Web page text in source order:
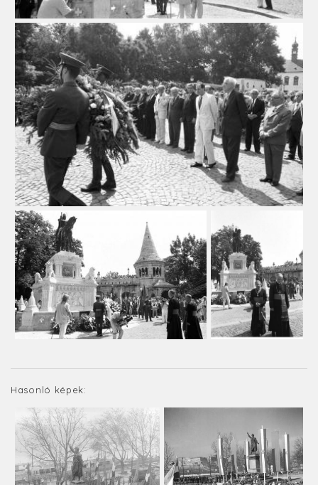
Hasonló képek: